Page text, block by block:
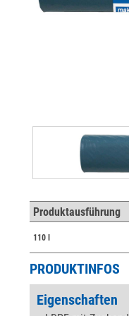
Produktausführung
110 l
PRODUKTINFOS
Eigenschaften